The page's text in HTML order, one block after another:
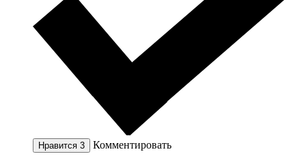
Нравится 3 Комментировать